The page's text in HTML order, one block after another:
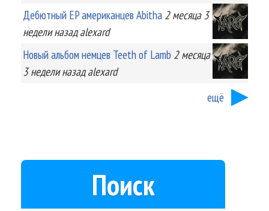
Дебютный EP американцев Abitha 2 месяца 3
неделиназад alexard
Новый альбом немцев Teeth of Lamb 2 месяца
3 неделиназад alexard
ещё
Поиск